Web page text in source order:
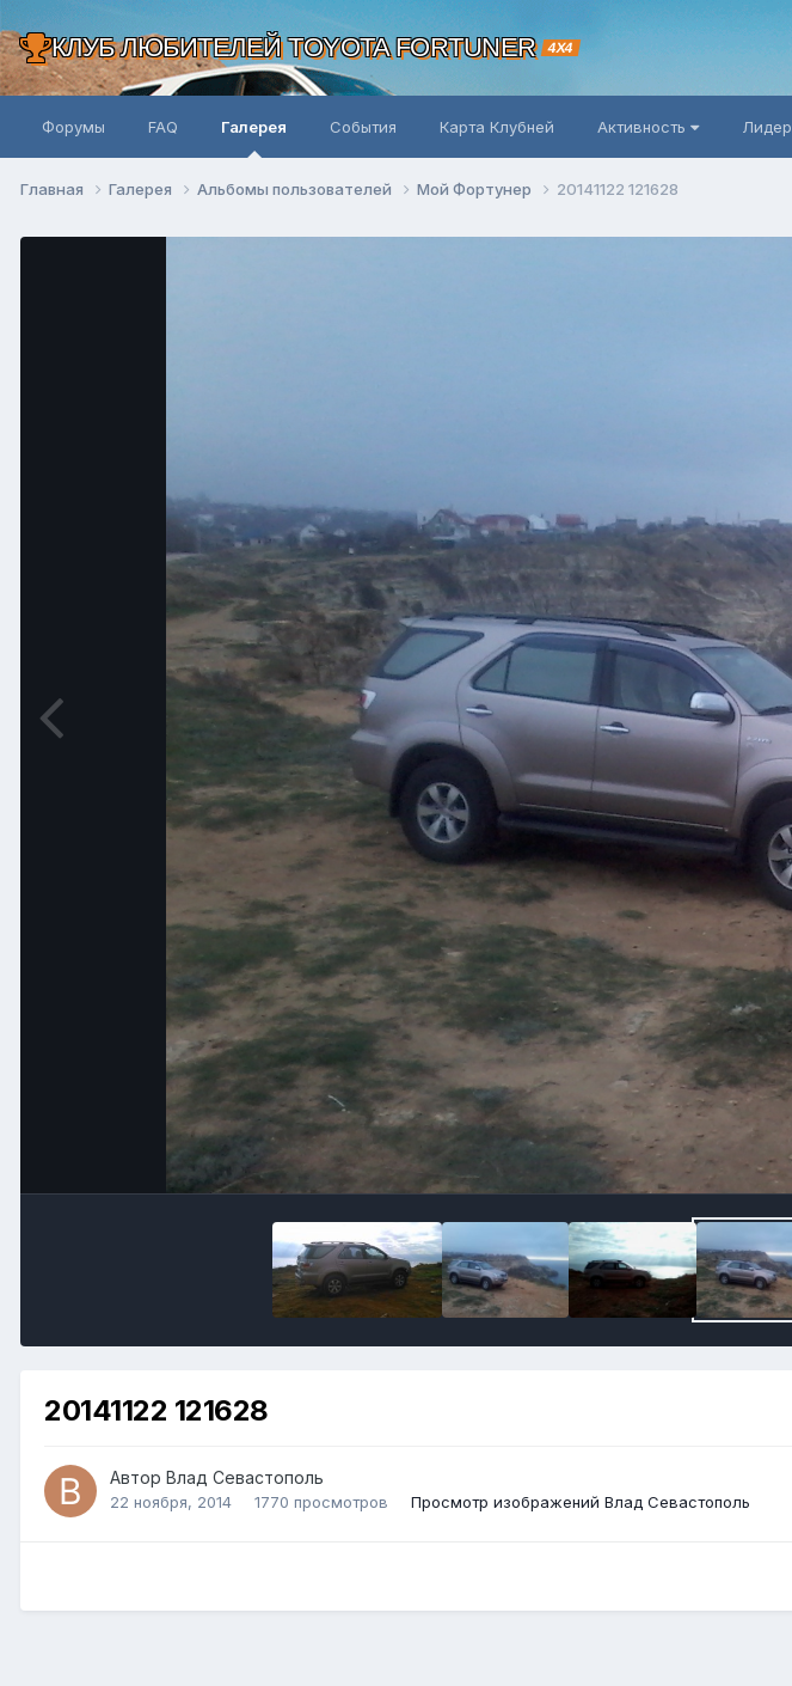
КЛУБ ЛЮБИТЕЛЕЙ TOYOTA FORTUNER 4X4
Форумы FAQ Галерея События Карта Клубней Активность
Главная Галерея Альбомы пользователей Мой Фортунер 20141122 121628
20141122 121628
Автор Влад Севастополь
22 ноября, 2014 1770 просмотров Просмотр изображений Влад Севастополь